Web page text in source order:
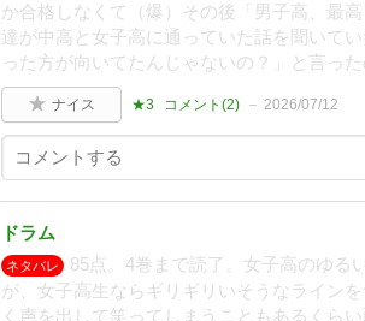
か合格しなくて（爆）その後「男子高、最
達が中高と女子高に通っていた話を聞いて
った方が向いてたんじゃないの？」と言っ
ナイス ★3 コメント(2) 2026/07/12
ドラム
ネタバレ
85点。4巻まで読了。女子高のゆる
が、女子高生ならギリギリいそうなライン
く声を出して笑ってしまうこともあるくら